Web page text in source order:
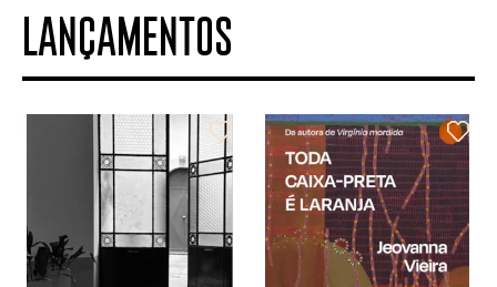
LANÇAMENTOS